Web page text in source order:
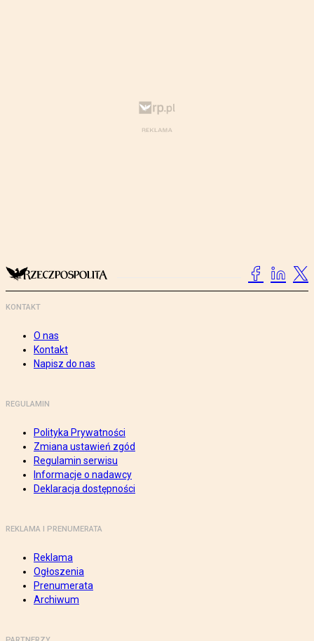
KONTAKT
O nas
Kontakt
Napisz do nas
REGULAMIN
Polityka Prywatności
Zmiana ustawień zgód
Regulamin serwisu
Informacje o nadawcy
Deklaracja dostępności
REKLAMA I PRENUMERATA
Reklama
Ogłoszenia
Prenumerata
Archiwum